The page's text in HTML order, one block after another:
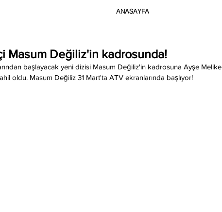
ANASAYFA
Masum Değiliz'in kadrosunda!
başlayacak yeni dizisi Masum Değiliz'in kadrosuna Ayşe Melike
oldu. Masum Değiliz 31 Mart'ta ATV ekranlarında başlıyor!